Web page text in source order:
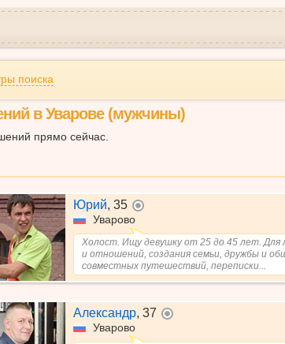
поиска
в Уварове (мужчины)
прямо сейчас.
Юрий, 35
Уварово
Холост. Ищу девушку от 25 до 45 лет. Для
и отношений, создания семьи, дружбы и
совместных путешествий, переписки...
Александр, 37
Уварово